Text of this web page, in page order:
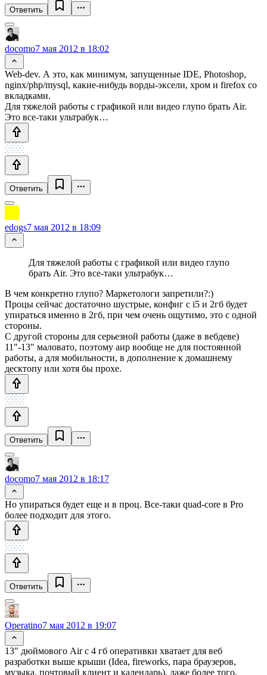
Ответить
docomo7 мая 2012 в 18:02
Web-dev. А это, как минимум, запущенные IDE, Photoshop,
nginx/php/mysql, какие-нибудь ворды-эксели, хром и firefox со
вкладками.
Для тяжелой работы с графикой или видео глупо брать Air.
Это все-таки ультрабук…
Ответить
edogs7 мая 2012 в 18:09
Для тяжелой работы с графикой или видео глупо
брать Air. Это все-таки ультрабук…
В чем конкретно глупо? Маркетологи запретили?:)
Процы сейчас достаточно шустрые, конфиг с i5 и 2гб будет
упираться именно в 2гб, при чем очень ощутимо, это с одной
стороны.
С другой стороны для серьезной работы (даже в вебдеве)
11"-13" маловато, поэтому аир вообще не для постоянной
работы, а для мобильности, в дополнение к домашнему
десктопу или хотя бы прохе.
Ответить
docomo7 мая 2012 в 18:17
Но упираться будет еще и в проц. Все-таки quad-core в Pro
более подходит для этого.
Ответить
Operatino7 мая 2012 в 19:07
13" дюймового Air с 4 гб оперативки хватает для веб
разработки выше крыши (Idea, fireworks, пара браузеров,
музыка, почтовый клиент и календарь), даже более того,